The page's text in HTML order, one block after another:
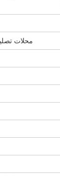
محلات